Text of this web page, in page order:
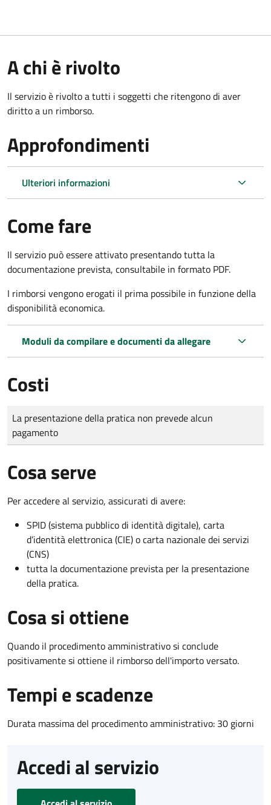
A chi è rivolto
Il servizio è rivolto a tutti i soggetti che ritengono di aver
diritto a un rimborso.
Approfondimenti
Ulteriori informazioni
Come fare
Il servizio può essere attivato presentando tutta la
documentazione prevista, consultabile in formato PDF.
I rimborsi vengono erogati il prima possibile in funzione della
disponibilità economica.
Moduli da compilare e documenti da allegare
Costi
Tipo di pagamento
Importo
La presentazione della pratica non prevede alcun
pagamento
Cosa serve
Per accedere al servizio, assicurati di avere:
SPID (sistema pubblico di identità digitale), carta
d’identità elettronica (CIE) o carta nazionale dei servizi
(CNS)
tutta la documentazione prevista per la presentazione
della pratica.
Cosa si ottiene
Quando il procedimento amministrativo si conclude
positivamente si ottiene il rimborso dell'importo versato.
Tempi e scadenze
Durata massima del procedimento amministrativo: 30 giorni
Accedi al servizio